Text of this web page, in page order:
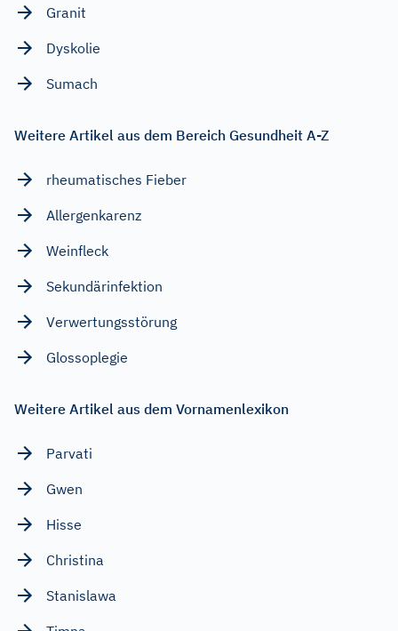
Granit
Dyskolie
Sumach
Weitere Artikel aus dem Bereich Gesundheit A-Z
rheumatisches Fieber
Allergenkarenz
Weinfleck
Sekundärinfektion
Verwertungsstörung
Glossoplegie
Weitere Artikel aus dem Vornamenlexikon
Parvati
Gwen
Hisse
Christina
Stanislawa